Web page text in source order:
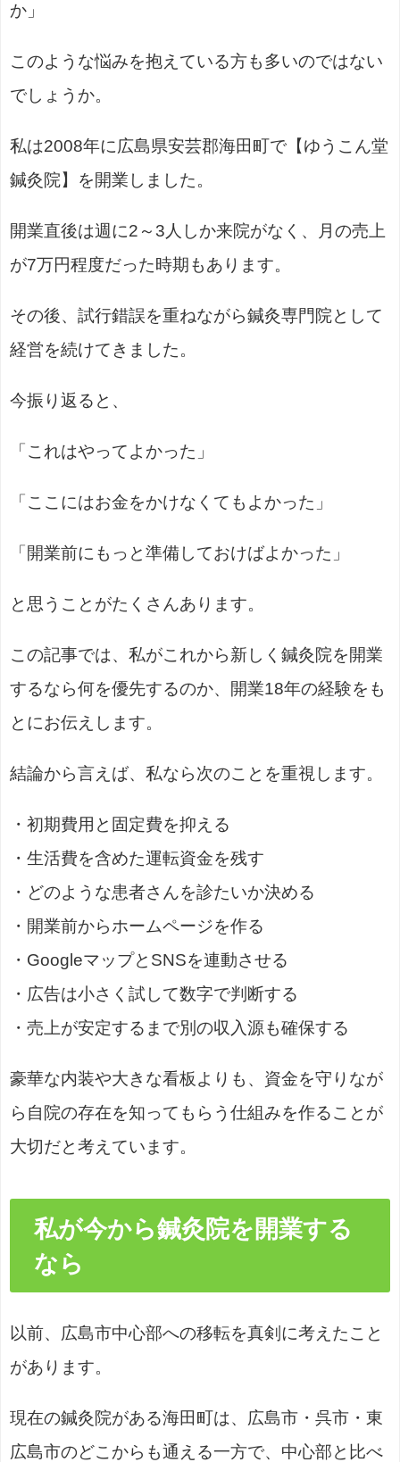
か」
このような悩みを抱えている方も多いのではない
でしょうか。
私は2008年に広島県安芸郡海田町で【ゆうこん堂
鍼灸院】を開業しました。
開業直後は週に2～3人しか来院がなく、月の売上
が7万円程度だった時期もあります。
その後、試行錯誤を重ねながら鍼灸専門院として
経営を続けてきました。
今振り返ると、
「これはやってよかった」
「ここにはお金をかけなくてもよかった」
「開業前にもっと準備しておけばよかった」
と思うことがたくさんあります。
この記事では、私がこれから新しく鍼灸院を開業
するなら何を優先するのか、開業18年の経験をも
とにお伝えします。
結論から言えば、私なら次のことを重視します。
・初期費用と固定費を抑える
・生活費を含めた運転資金を残す
・どのような患者さんを診たいか決める
・開業前からホームページを作る
・GoogleマップとSNSを連動させる
・広告は小さく試して数字で判断する
・売上が安定するまで別の収入源も確保する
豪華な内装や大きな看板よりも、資金を守りなが
ら自院の存在を知ってもらう仕組みを作ることが
大切だと考えています。
私が今から鍼灸院を開業する
なら
以前、広島市中心部への移転を真剣に考えたこと
があります。
現在の鍼灸院がある海田町は、広島市・呉市・東
広島市のどこからも通える一方で、中心部と比べ